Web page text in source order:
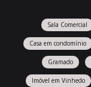
Sala Comercial
Casa em condomínio
Gramado
Imóvel em Vinhedo